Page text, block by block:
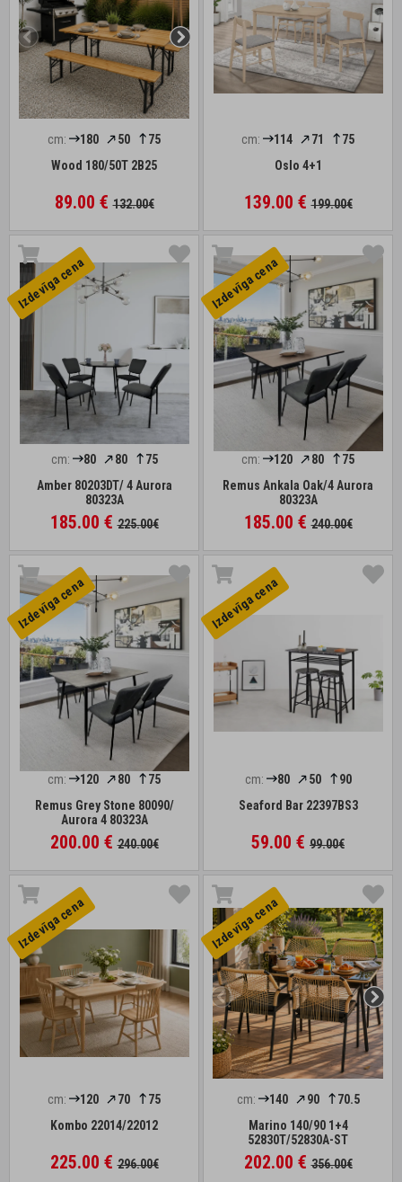
cm: 180 50
75
Wood 180/50T 2B25
89.00 €132.00€
cm: 114 71
75
Oslo 4+1
139.00 €199.00€
Izdevīga cena
cm: 80 80
75
Amber 80203DT/ 4 Aurora
80323A
185.00 €225.00€
Izdevīga cena
cm: 120 80
75
Remus Ankala Oak/4 Aurora
80323A
185.00 €240.00€
Izdevīga cena
cm: 120 80
75
Remus Grey Stone 80090/
Aurora 4 80323A
200.00 €240.00€
Izdevīga cena
cm: 80 50
90
Seaford Bar 22397BS3
59.00 € 99.00€
Izdevīga cena
cm: 120 70
75
Kombo 22014/22012
225.00 €296.00€
Izdevīga cena
cm: 140 90
70.5
Marino 140/90 1+4
52830T/52830A-ST
202.00 €356.00€